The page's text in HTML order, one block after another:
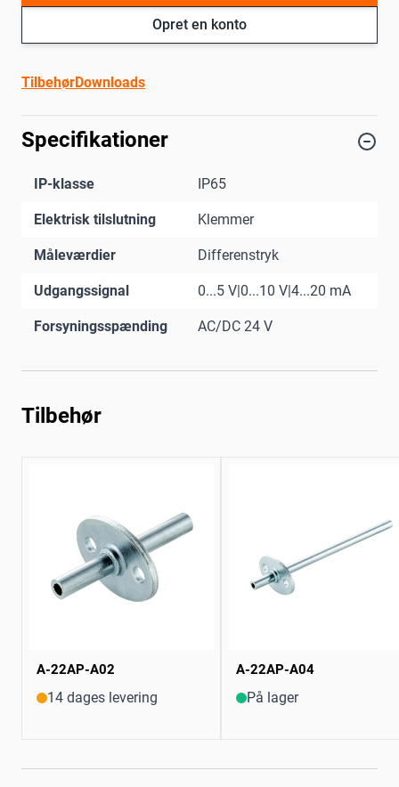
Opret en konto
TilbehørDownloads
Specifikationer
IP-klasse IP65
Elektrisk tilslutning Klemmer
Måleværdier Differenstryk
Udgangssignal 0...5 V|0...10 V|4...20 mA
Forsyningsspænding AC/DC 24 V
Tilbehør
A-22AP-A02
14 dages levering
A-22AP-A04
På lager